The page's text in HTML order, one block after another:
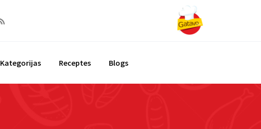
Kategorijas Receptes Blogs